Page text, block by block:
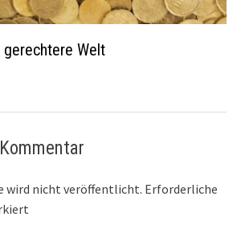
gerechtere Welt
wird nicht veröffentlicht. Erforderliche